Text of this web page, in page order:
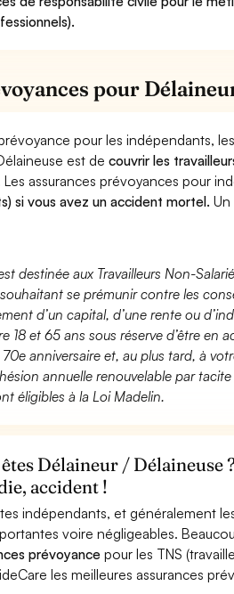
pour
pour les indépendants,
est decouvrir les
Les assurances prévoyances pour
si vous avez un accident mortel.
destinée aux Travailleurs Non-
se prémunir contre les
d’un capital, d’une rente ou
18 et 65 ans sous réserve d’être
anniversaire et, au plus tard, à
annuelle renouvelable par
éligibles à la Loi Madelin.
Délaineur / Délaineuse
accident !
indépendants, et généralement
voire négligeables.
prévoyancepour les TNS
les meilleures assurances